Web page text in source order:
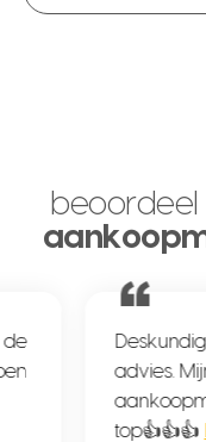
de
advies.
top👍👍👍